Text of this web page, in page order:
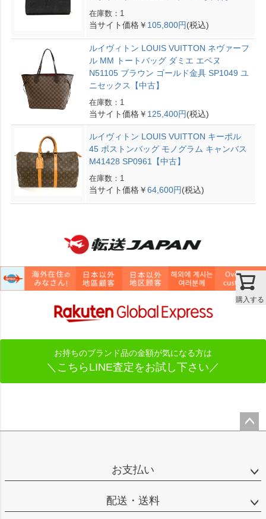
購入する
在庫数：1
当サイト価格￥ 105,800円(税込)
ルイヴィトン LOUIS VUITTON ネヴァーフ
ル MM トートバッグ ダミエ エベヌ
N51105 ブラウン ゴールド金具 SP1049 ユ
ニセックス【中古】
在庫数：1
当サイト価格￥ 125,400円(税込)
ルイヴィトン LOUIS VUITTON キーポル
45 ボストンバッグ モノグラム キャンバス
M41428 SP0961【中古】
在庫数：1
当サイト価格￥64,600円(税込)
お持ちのブランド品の金額が気になる方は
＼こちらLINE査定をお試し下さい／
お支払い
配送・送料